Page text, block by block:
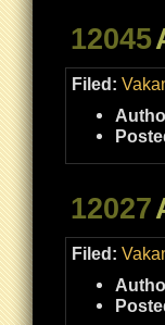
12045
Filed:
12027
Filed: